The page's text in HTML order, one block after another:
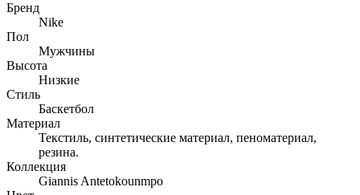
Бренд
Nike
Пол
Мужчины
Высота
Низкие
Стиль
Баскетбол
Материал
Текстиль, синтетические материал, пеноматериал,
резина.
Коллекция
Giannis Antetokounmpo